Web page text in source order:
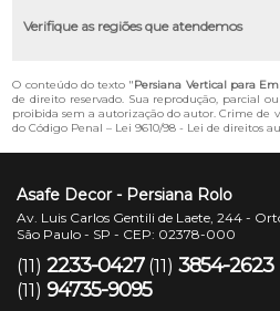
Verifique as regiões que atendemos
O conteúdo do texto "Persiana Vertical para
de direito reservado. Sua reprodução, parcial
proibida sem a autorização do autor. Crime de
do Código Penal – Lei 9610/98 - Lei de direitos
Asafe Decor - Persiana Rolo
Av. Luis Carlos Gentili de Laete, 244 -
São Paulo - SP - CEP: 02378-000
(11) 2233-0427 (11) 3854-2623
(11) 94735-9095